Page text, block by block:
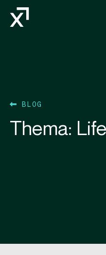
Index Exchange Home
BLOG
Thema: